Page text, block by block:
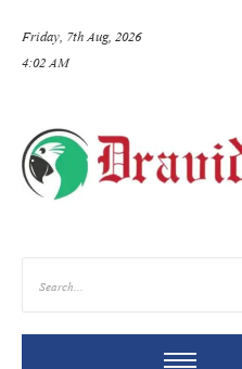
Friday, 7th Aug, 2026
4:02 AM